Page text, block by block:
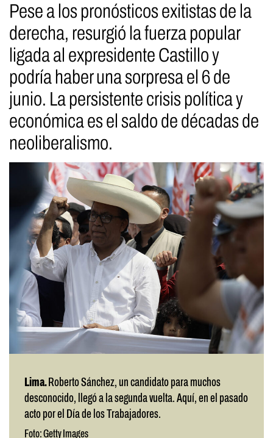
Pese a los pronósticos exitistas de la
derecha, resurgió la fuerza popular
ligada al expresidente Castillo y
podría haber una sorpresa el 6 de
junio. La persistente crisis política y
económica es el saldo de décadas de
neoliberalismo.
Lima. Roberto Sánchez, un candidato para muchos
desconocido, llegó a la segunda vuelta. Aquí, en el pasado
acto por el Día de los Trabajadores.
Foto: Getty Images